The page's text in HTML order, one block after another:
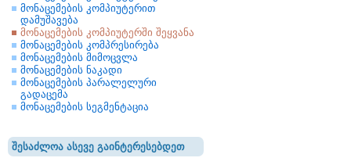
მონაცემების კომპიუტერით
დამუშავება
მონაცემების კომპიუტერში შეყვანა
მონაცემების კომპრესირება
მონაცემების მიმოცვლა
მონაცემების ნაკადი
მონაცემების პარალელური
გადაცემა
მონაცემების სეგმენტაცია
შესაძლოა ასევე გაინტერესებდეთ